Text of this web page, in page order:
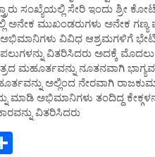
ಸಂಖ್ಯೆಯಲ್ಲಿ ಸೇರಿ ಇಂದು ಶ್ರೀ
ಮುಖಂಡರುಗಳು ಅನೇಕ ಗಣ್ಯ
ವಿವಿಧ ಆಶ್ರಮಗಳಿಗೆ ಭೇಟಿ
ವಿತರಿಸಿದರು ಅದಕ್ಕೆ
ಮಹೂರ್ತವನ್ನು ನೂತನವಾಗಿ
ಅಲ್ಲಿಂದ ನೇರವಾಗಿ
ಮಾಡಿ ಅಭಿಮಾನಿಗಳು ತಂದಿದ್ದ
ವಿತರಿಸಿದರು